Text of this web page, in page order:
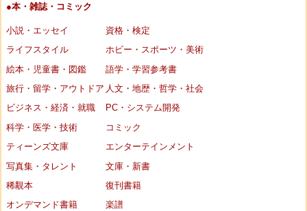
●本・雑誌・コミック
小説・エッセイ
資格・検定
ライフスタイル
ホビー・スポーツ・美術
絵本・児童書・図鑑
語学・学習参考書
旅行・留学・アウトドア 人文・地歴・哲学・社会
ビジネス・経済・就職
PC・システム開発
科学・医学・技術
コミック
ティーンズ文庫
エンターテインメント
写真集・タレント
文庫・新書
稀覯本
復刊書籍
オンデマンド書籍
楽譜